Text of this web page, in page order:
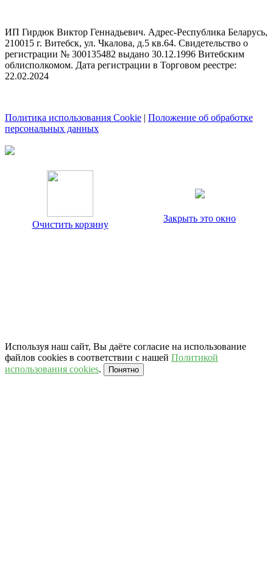
ИП Гирдюк Виктор Геннадьевич. Адрес-Республика Беларусь,
210015 г. Витебск, ул. Чкалова, д.5 кв.64. Свидетельство о
регистрации № 300135482 выдано 30.12.1996 Витебским
облисполкомом. Дата регистрации в Торговом реестре:
22.02.2024
Политика использования Cookie | Положение об обработке
персональных данных
Очистить корзину
Закрыть это окно
Используя наш сайт, Вы даёте согласие на использование
файлов cookies в соответствии с нашей Политикой
использования cookies. Понятно